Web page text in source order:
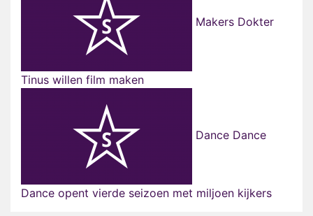
Makers Dokter
Tinus willen film maken
Dance Dance
Dance opent vierde seizoen met miljoen kijkers